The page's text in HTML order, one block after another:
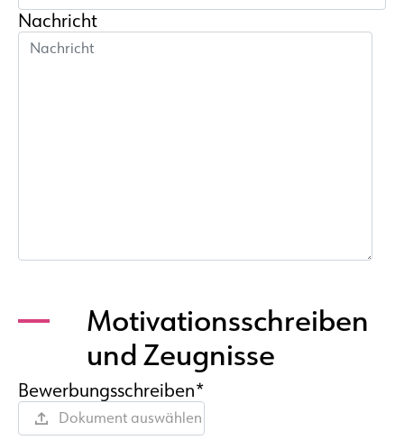
Nachricht
Motivationsschreiben
und Zeugnisse
Bewerbungsschreiben*
Dokument auswählen